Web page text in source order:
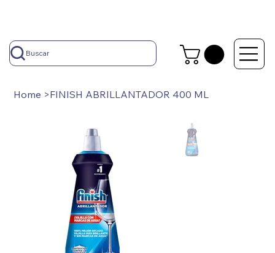
Buscar
Home >FINISH ABRILLANTADOR 400 ML